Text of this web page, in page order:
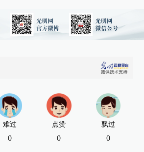
难过
0
点赞
0
飘过
0